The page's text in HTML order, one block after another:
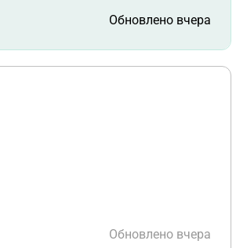
Обновлено вчера
Обновлено вчера